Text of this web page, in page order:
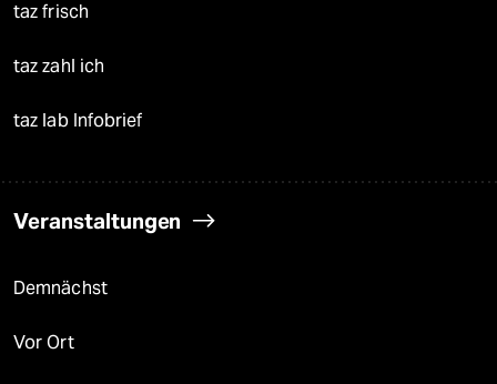
taz frisch
taz zahl ich
taz lab Infobrief
Veranstaltungen
Demnächst
Vor Ort